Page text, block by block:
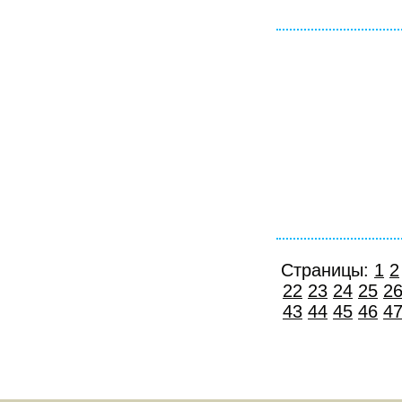
Страницы: 1 2
22 23 24 25 26
43 44 45 46 47